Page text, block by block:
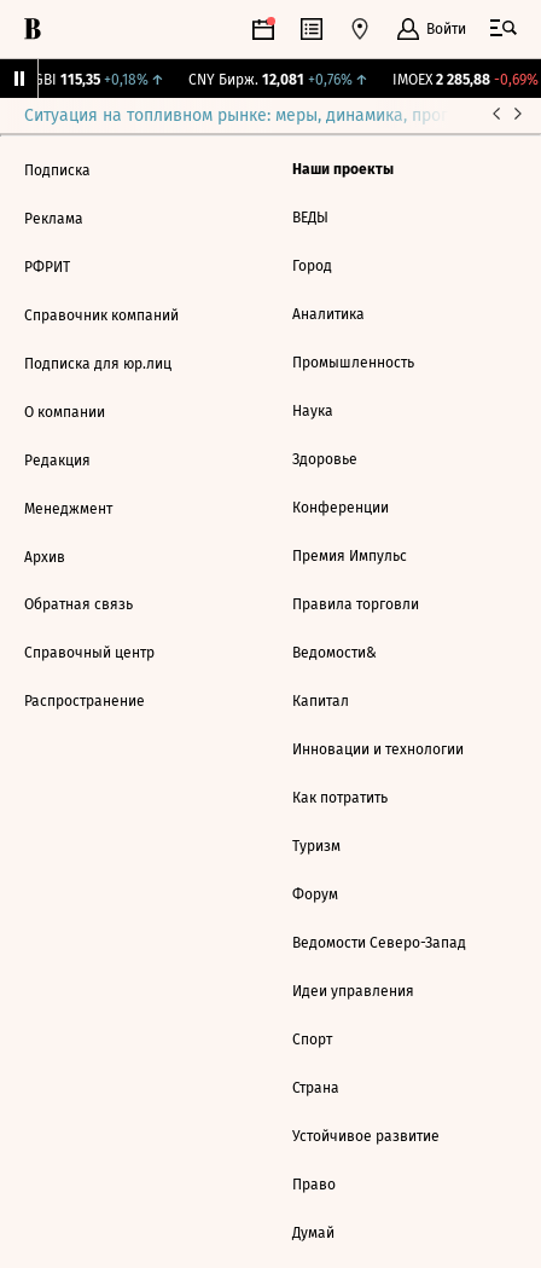
Войти
RGBI 115,35 +0,18%↑ CNY Бирж. 12,081 +0,76%↑ IMOEX 2 285,88 -0,69%
Ситуация на топливном рынке: меры, динамика, прогнозы
Подписка
Реклама
РФРИТ
Справочник компаний
Подписка для юр.лиц
О компании
Редакция
Менеджмент
Архив
Обратная связь
Справочный центр
Распространение
Наши проекты
ВЕДЫ
Город
Аналитика
Промышленность
Наука
Здоровье
Конференции
Премия Импульс
Правила торговли
Ведомости&
Капитал
Инновации и технологии
Как потратить
Туризм
Форум
Ведомости Северо-Запад
Идеи управления
Спорт
Страна
Устойчивое развитие
Право
Думай